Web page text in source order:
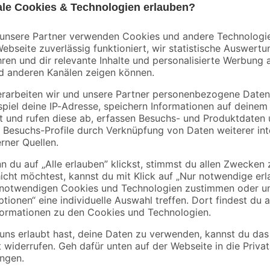
EHL
Raseneinfassung
'Rasenbord'
beidseitig abgerundet
5 x 25 x 100 cm grau
2,49€
2,49 € / Meter
EHL
Rasenkante grau 5 x
2,39€
2,39 € / Meter
Diese stabile Raseneinfassung
Pflaster- oder Terrassenflächen,